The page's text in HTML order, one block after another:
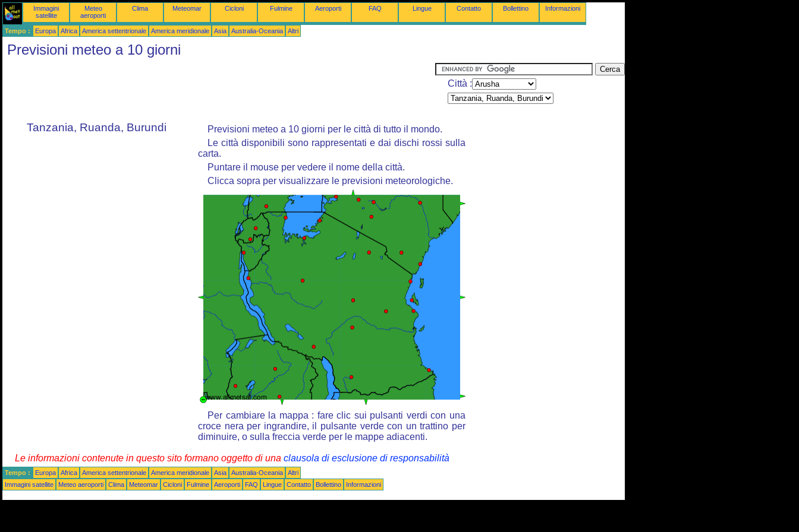
Immagini
satellite
Meteo
aeroporti
Clima Meteomar Cicloni Fulmine Aeroporti FAQ Lingue Contatto Bollettino Informazioni
Tempo : Europa Africa America settentrionale America meridionale Asia Australia-Oceania Altri
Previsioni meteo a 10 giorni
Città :
Tanzania, Ruanda, Burundi
Previsioni meteo a 10 giorni per le città di tutto il mondo.
Le città disponibili sono rappresentati e dai dischi rossi sulla
carta.
Puntare il mouse per vedere il nome della città.
Clicca sopra per visualizzare le previsioni meteorologiche.
Per cambiare la mappa : fare clic sui pulsanti verdi con una
croce nera per ingrandire, il pulsante verde con un trattino per
diminuire, o sulla freccia verde per le mappe adiacenti.
Le informazioni contenute in questo sito formano oggetto di una clausola di esclusione di responsabilità
Tempo : Europa Africa America settentrionale America meridionale Asia Australia-Oceania
Altri
Immagini satellite
Meteo aeroporti Clima Meteomar Cicloni Fulmine Aeroporti FAQ Lingue Contatto Bollettino Informazioni